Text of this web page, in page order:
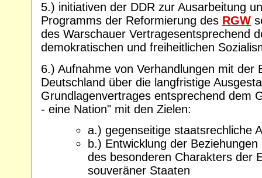
5.) initiativen der DDR zur Ausarbeitung
Programms der Reformierung des RGW
des Warschauer Vertragesentsprechend
demokratischen und freiheitlichen
6.) Aufnahme von Verhandlungen mit der
Deutschland über die langfristige
Grundlagenvertrages entsprechend dem
- eine Nation" mit den Zielen:
a.) gegenseitige staatsrechliche
b.) Entwicklung der
des besonderen Charakters der
souveräner Staaten